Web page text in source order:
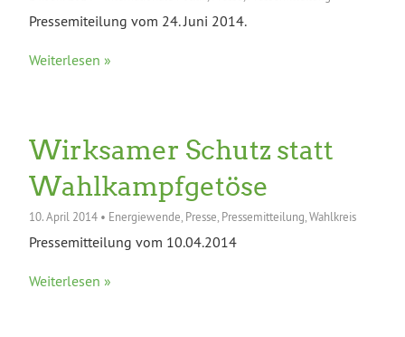
Pressemiteilung vom 24. Juni 2014.
Weiterlesen »
Wirksamer Schutz statt
Wahlkampfgetöse
10. April 2014 • Energiewende Presse Pressemitteilung Wahlkreis
Pressemitteilung vom 10.04.2014
Weiterlesen »